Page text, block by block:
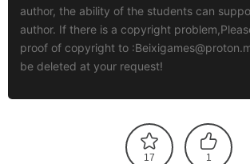
author, the ability of the students can
author. If there is a copyright
proof of copyright to :
be deleted at your request!
17 1